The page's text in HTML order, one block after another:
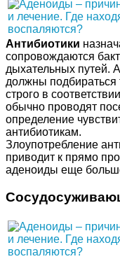
Антибиотики
сопровождаются
дыхательных путей.
должны подбираться
строго в
обычно проводят
определение
антибиотикам.
Злоупотребление
приводит к прямо
аденоиды еще